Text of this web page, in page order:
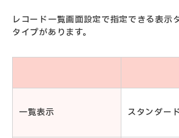
レコード一覧画面設定で指定できる表示
タイプがあります。
一覧表示 スタンダー